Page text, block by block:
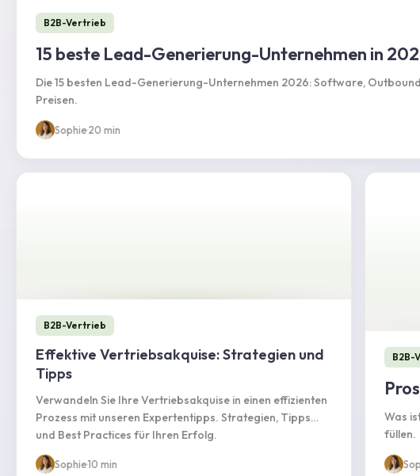
B2B-Vertrieb
15 beste Lead-Generierung-Unternehmen in
Die 15 besten Lead-Generierung-Unternehmen 2026: Software,
Preisen.
Sophie·20 min
B2B-Vertrieb
Effektive Vertriebsakquise: Strategien und
Tipps
Verwandeln Sie Ihre Vertriebsakquise in einen effizienten
Prozess mit unseren Expertentipps. Strategien, Tipps
und Best Practices für Ihren Erfolg.
Sophie·10 min
B2B-
Was
füllen.